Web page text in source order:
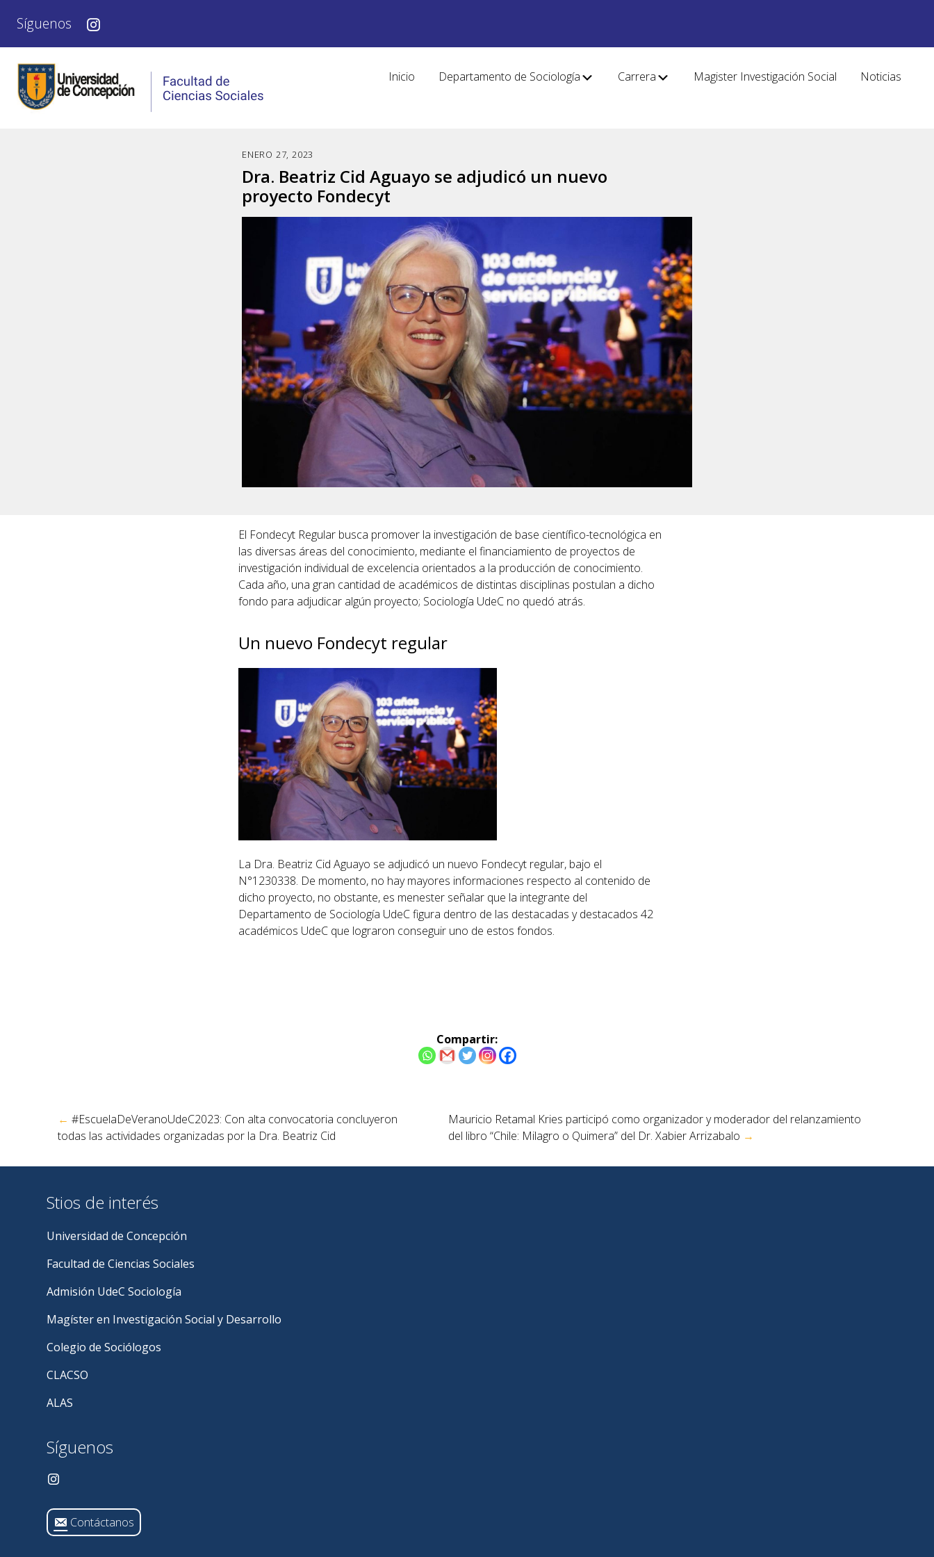
Síguenos
Inicio Departamento de Sociología Carrera Magister Investigación Social Noticias
ENERO 27, 2023
Dra. Beatriz Cid Aguayo se adjudicó un nuevo
proyecto Fondecyt
El Fondecyt Regular busca promover la investigación de base científico-tecnológica en
las diversas áreas del conocimiento, mediante el financiamiento de proyectos de
investigación individual de excelencia orientados a la producción de conocimiento.
Cada año, una gran cantidad de académicos de distintas disciplinas postulan a dicho
fondo para adjudicar algún proyecto; Sociología UdeC no quedó atrás.
Un nuevo Fondecyt regular
La Dra. Beatriz Cid Aguayo se adjudicó un nuevo Fondecyt regular, bajo el
N°1230338. De momento, no hay mayores informaciones respecto al contenido de
dicho proyecto, no obstante, es menester señalar que la integrante del
Departamento de Sociología UdeC figura dentro de las destacadas y destacados 42
académicos UdeC que lograron conseguir uno de estos fondos.
Compartir:
entradas
← #EscuelaDeVeranoUdeC2023: Con alta convocatoria concluyeron
todas las actividades organizadas por la Dra. Beatriz Cid
Mauricio Retamal Kries participó como organizador y moderador del relanzamiento
del libro “Chile: Milagro o Quimera” del Dr. Xabier Arrizabalo →
Stios de interés
Universidad de Concepción
Facultad de Ciencias Sociales
Admisión UdeC Sociología
Magíster en Investigación Social y Desarrollo
Colegio de Sociólogos
CLACSO
ALAS
Síguenos
Contáctanos